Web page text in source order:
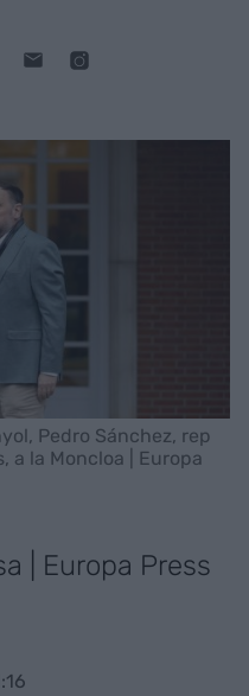
Pedro Sánchez, rep
a la Moncloa | Europa
| Europa Press